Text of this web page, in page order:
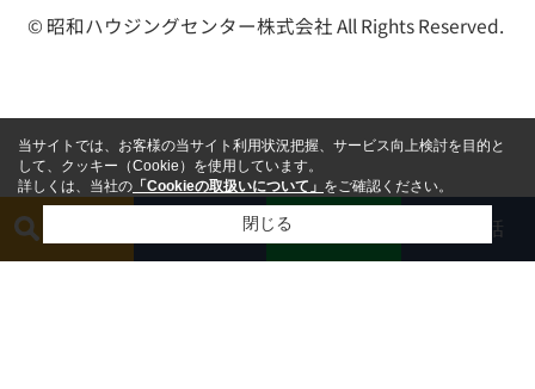
© 昭和ハウジングセンター株式会社 All Rights Reserved.
相談する 電話
当サイトでは、お客様の当サイト利用状況把握、サービス向上検討を目的と
して、クッキー（Cookie）を使用しています。
詳しくは、当社の 「Cookieの取扱いについて」 をご確認ください。
閉じる